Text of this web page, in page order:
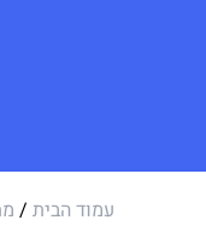
עמוד הבית /